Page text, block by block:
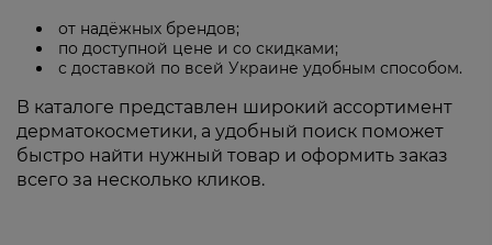
от надёжных брендов;
по доступной цене и со скидками;
с доставкой по всей Украине удобным способом.
В каталоге представлен широкий ассортимент
дерматокосметики, а удобный поиск поможет
быстро найти нужный товар и оформить заказ
всего за несколько кликов.